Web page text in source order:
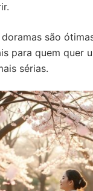
são
para quem quer
sérias.